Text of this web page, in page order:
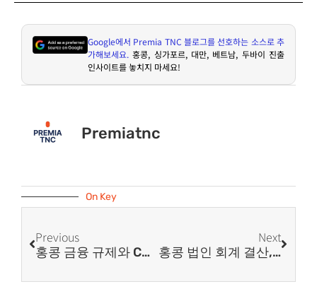
Google에서 Premia TNC블로그를 선호하는 소스로 추
가해보세요. 홍콩, 싱가포르, 대만, 베트남, 두바이 진출
인사이트를 놓치지 마세요!
Premiatnc
On Key
Previous
홍콩 금융 규제와 CRS 환경 | 법인 계좌 실사 강화 대응 방법은?
Next
홍콩 법인 회계 결산, 완벽한 준비와 절차는 무엇일까요?